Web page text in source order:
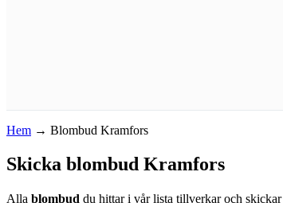
Hem → Blombud Kramfors
Skicka blombud Kramfors
Alla blombud du hittar i vår lista tillverkar och skickar